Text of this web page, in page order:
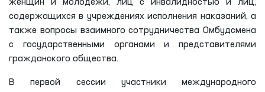
Кроме того, с 2022 года согласно соответствующему
Указу Президента Республики Узбекистан начали свою
деятельность на постоянной основе региональные
представители Омбудсмана. Это позволило оперативно
затраты на их приезд в центр, оперативно изучить